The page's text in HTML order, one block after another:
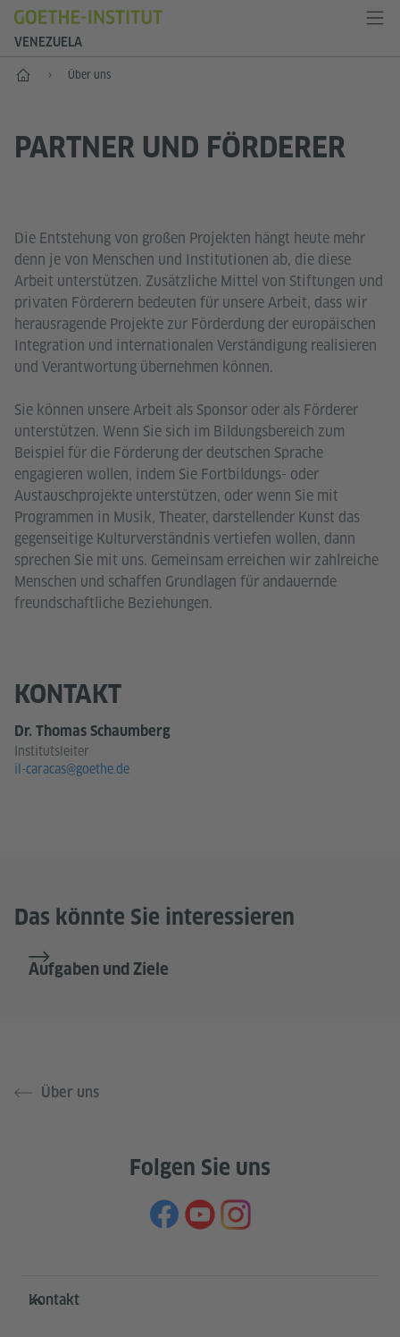
VENEZUELA
Start Über uns
PARTNER UND FÖRDERER
Die Entstehung von großen Projekten hängt heute mehr
denn je von Menschen und Institutionen ab, die diese
Arbeit unterstützen. Zusätzliche Mittel von Stiftungen und
privaten Förderern bedeuten für unsere Arbeit, dass wir
herausragende Projekte zur Förderdung der europäischen
Integration und internationalen Verständigung realisieren
und Verantwortung übernehmen können.
Sie können unsere Arbeit als Sponsor oder als Förderer
unterstützen. Wenn Sie sich im Bildungsbereich zum
Beispiel für die Förderung der deutschen Sprache
engagieren wollen, indem Sie Fortbildungs- oder
Austauschprojekte unterstützen, oder wenn Sie mit
Programmen in Musik, Theater, darstellender Kunst das
gegenseitige Kulturverständnis vertiefen wollen, dann
sprechen Sie mit uns. Gemeinsam erreichen wir zahlreiche
Menschen und schaffen Grundlagen für andauernde
freundschaftliche Beziehungen.
KONTAKT
Dr. Thomas Schaumberg
Institutsleiter
il-caracas@goethe.de
Das könnte Sie interessieren
Aufgaben und Ziele
Über uns
Folgen Sie uns
Service- und Informationsbereich
Kontakt